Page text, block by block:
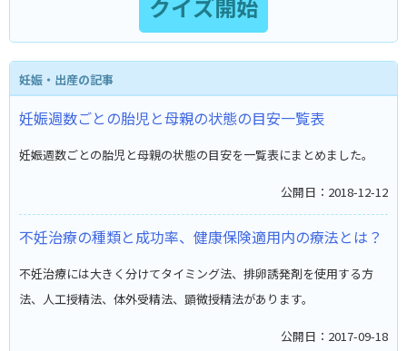
妊娠・出産の記事
妊娠週数ごとの胎児と母親の状態の目安一覧表
妊娠週数ごとの胎児と母親の状態の目安を一覧表にまとめました。
公開日：2018-12-12
不妊治療の種類と成功率、健康保険適用内の療法とは？
不妊治療には大きく分けてタイミング法、排卵誘発剤を使用する方
法、人工授精法、体外受精法、顕微授精法があります。
公開日：2017-09-18